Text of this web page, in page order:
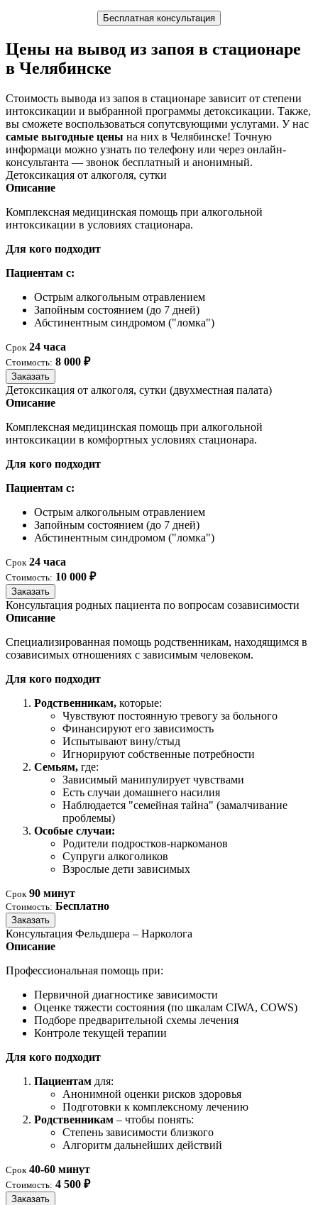
Бесплатная консультация
Цены на вывод из запоя в стационаре
в Челябинске
Стоимость вывода из запоя в стационаре зависит от степени
интоксикации и выбранной программы детоксикации. Также,
вы сможете воспользоваться сопутсвующими услугами. У нас
самые выгодные цены на них в Челябинске! Точную
информаци можно узнать по телефону или через онлайн-
консультанта — звонок бесплатный и анонимный.
Детоксикация от алкоголя, сутки
Описание
Комплексная медицинская помощь при алкогольной
интоксикации в условиях стационара.
Для кого подходит
Пациентам с:
Острым алкогольным отравлением
Запойным состоянием (до 7 дней)
Абстинентным синдромом ("ломка")
Срок 24 часа
Стоимость: 8 000 ₽
Заказать
Детоксикация от алкоголя, сутки (двухместная палата)
Описание
Комплексная медицинская помощь при алкогольной
интоксикации в комфортных условиях стационара.
Для кого подходит
Пациентам с:
Острым алкогольным отравлением
Запойным состоянием (до 7 дней)
Абстинентным синдромом ("ломка")
Срок 24 часа
Стоимость: 10 000 ₽
Заказать
Консультация родных пациента по вопросам созависимости
Описание
Специализированная помощь родственникам, находящимся в
созависимых отношениях с зависимым человеком.
Для кого подходит
Родственникам, которые:
Чувствуют постоянную тревогу за больного
Финансируют его зависимость
Испытывают вину/стыд
Игнорируют собственные потребности
Семьям, где:
Зависимый манипулирует чувствами
Есть случаи домашнего насилия
Наблюдается "семейная тайна" (замалчивание
проблемы)
Особые случаи:
Родители подростков-наркоманов
Супруги алкоголиков
Взрослые дети зависимых
Срок 90 минут
Стоимость: Бесплатно
Заказать
Консультация Фельдшера – Нарколога
Описание
Профессиональная помощь при:
Первичной диагностике зависимости
Оценке тяжести состояния (по шкалам CIWA, COWS)
Подборе предварительной схемы лечения
Контроле текущей терапии
Для кого подходит
Пациентам для:
Анонимной оценки рисков здоровья
Подготовки к комплексному лечению
Родственникам – чтобы понять:
Степень зависимости близкого
Алгоритм дальнейших действий
Срок 40-60 минут
Стоимость: 4 500 ₽
Заказать